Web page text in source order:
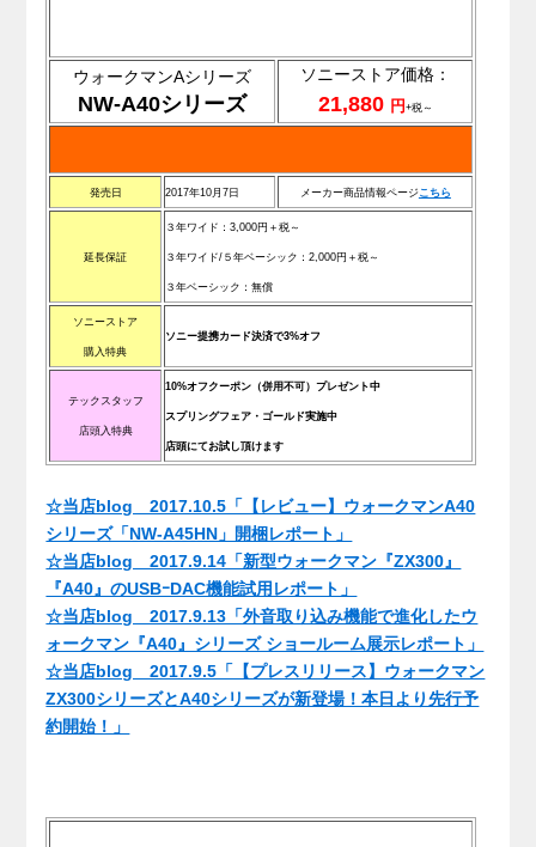
ウォークマンAシリーズ
NW-A40シリーズ
ソニーストア価格：
21,880 円+税～
発売日 2017年10月7日 メーカー商品情報ページこちら
延長保証
３年ワイド：3,000円＋税～
３年ワイド/５年ベーシック：2 ,000円＋税～
３年ベーシック：無償
ソニーストア
購入特典
ソニー提携カード決済で3%オフ
テックスタッフ
店頭入特典
10%オフクーポン（併用不可）プレゼント中
スプリングフェア・ゴールド実施中
店頭にてお試し頂けます
☆当店blog 2017.10.5「【レビュー】ウォークマンA40
シリーズ「NW-A45HN」開梱レポート」
☆当店blog 2017.9.14「新型ウォークマン『ZX300』
『A40』のUSBｰDAC機能試用レポート」
☆当店blog 2017.9.13「外音取り込み機能で進化したウ
ォークマン『A40』シリーズ ショールーム展示レポート」
☆当店blog 2017.9.5「【プレスリリース】ウォークマン
ZX300シリーズとA40シリーズが新登場！本日より先行予
約開始！」